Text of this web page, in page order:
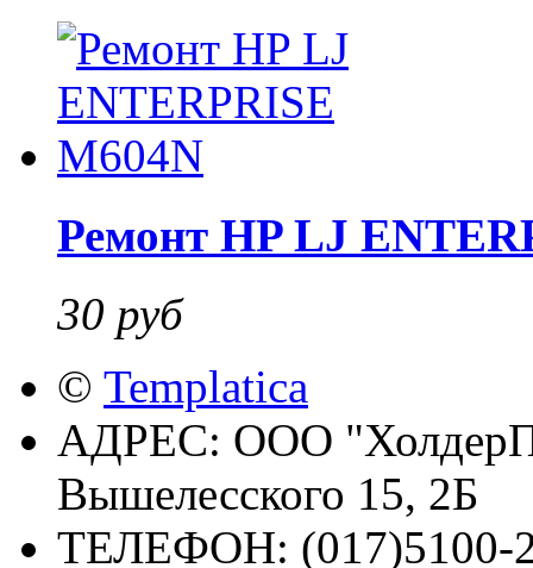
Ремонт HP LJ
30 руб
© Templatica
АДРЕС: ООО
Вышелесского 15, 2Б
ТЕЛЕФОН: (017)5100-